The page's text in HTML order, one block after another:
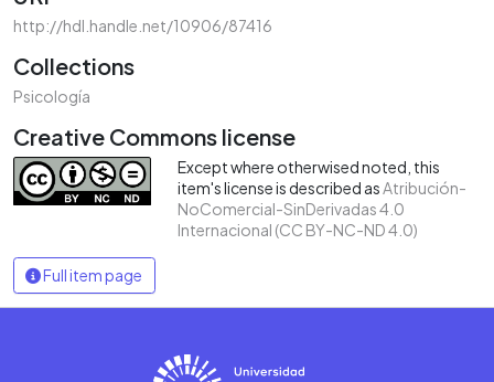
http://hdl.handle.net/10906/87416
Collections
Psicología
Creative Commons license
Except where otherwised noted, this
item's license is described asAtribución-
NoComercial-SinDerivadas 4.0
Internacional (CC BY-NC-ND 4.0)
Full item page